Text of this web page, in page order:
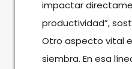
impactar
productividad”,
Otro aspecto vital
siembra. En esa